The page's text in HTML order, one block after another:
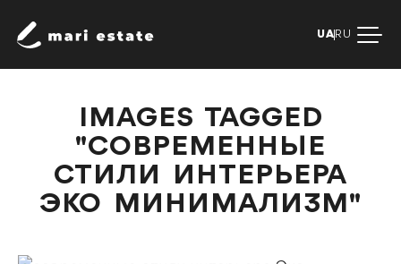
UA RU
IMAGES TAGGED
"СОВРЕМЕННЫЕ
СТИЛИ ИНТЕРЬЕРА
ЭКО МИНИМАЛИЗМ"